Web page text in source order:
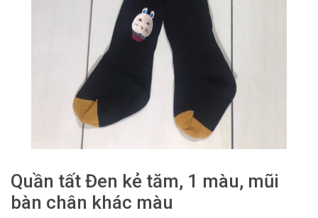
Quần tất Đen kẻ tăm, 1 màu, mũi
bàn chân khác màu